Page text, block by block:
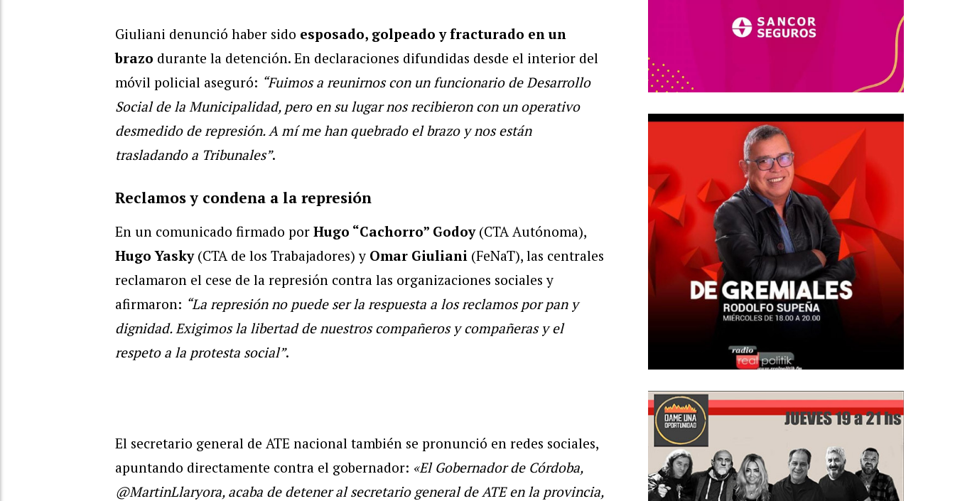
Giuliani denunció haber sido esposado, golpeado y fracturado en un
brazo durante la detención. En declaraciones difundidas desde el interior del
móvil policial aseguró: “Fuimos a reunirnos con un funcionario de Desarrollo
Social de la Municipalidad, pero en su lugar nos recibieron con un operativo
desmedido de represión. A mí me han quebrado el brazo y nos están
trasladando a Tribunales”.
Reclamos y condena a la represión
En un comunicado firmado por Hugo “Cachorro” Godoy(CTA Autónoma),
Hugo Yasky(CTA de los Trabajadores) y Omar Giuliani (FeNaT), las centrales
reclamaron el cese de la represión contra las organizaciones sociales y
afirmaron: “La represión no puede ser la respuesta a los reclamos por pan y
dignidad. Exigimos la libertad de nuestros compañeros y compañeras y el
respeto a la protesta social”.
El secretario general de ATE nacional también se pronunció en redes sociales,
apuntando directamente contra el gobernador: «El Gobernador de Córdoba,
@MartinLlaryora, acaba de detener al secretario general de ATE en la provincia,